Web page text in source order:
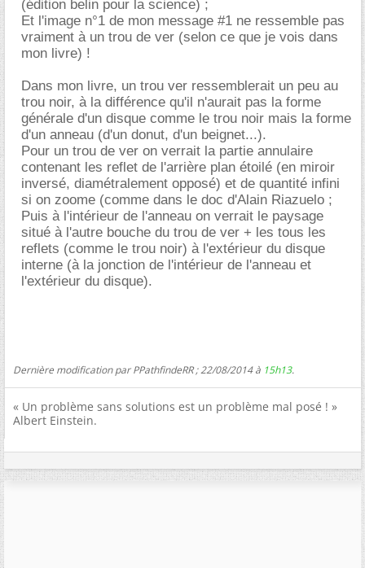
(édition belin pour la science) ;
Et l'image n°1 de mon message #1 ne ressemble pas
vraiment à un trou de ver (selon ce que je vois dans
mon livre) !
Dans mon livre, un trou ver ressemblerait un peu au
trou noir, à la différence qu'il n'aurait pas la forme
générale d'un disque comme le trou noir mais la forme
d'un anneau (d'un donut, d'un beignet...).
Pour un trou de ver on verrait la partie annulaire
contenant les reflet de l'arrière plan étoilé (en miroir
inversé, diamétralement opposé) et de quantité infini
si on zoome (comme dans le doc d'Alain Riazuelo ;
Puis à l'intérieur de l'anneau on verrait le paysage
situé à l'autre bouche du trou de ver + les tous les
reflets (comme le trou noir) à l'extérieur du disque
interne (à la jonction de l'intérieur de l'anneau et
l'extérieur du disque).
Dernière modification par PPathfindeRR ; 22/08/2014 à 15h13.
« Un problème sans solutions est un problème mal posé ! »
Albert Einstein.